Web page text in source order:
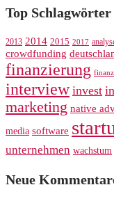
Top Schlagwörter
2013 2014 2015 2017
crowdfunding
finanzierung
interview invest
marketing native
media software
unternehmen wachstum
Neue